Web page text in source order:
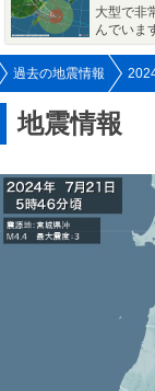
大型で非
んでいま
過去の地震情報
地震情報